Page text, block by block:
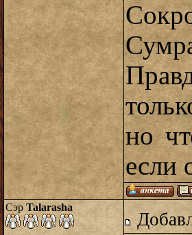
но
если
Сэр Talarasha